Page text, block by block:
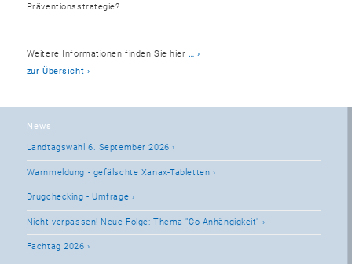
Präventionsstrategie?
Weitere Informationen finden Sie hier…
zur Übersicht
News
Landtagswahl 6. September 2026
Warnmeldung - gefälschte Xanax-Tabletten
Drugchecking - Umfrage
Nicht verpassen! Neue Folge: Thema "Co-Anhängigkeit"
Fachtag 2026